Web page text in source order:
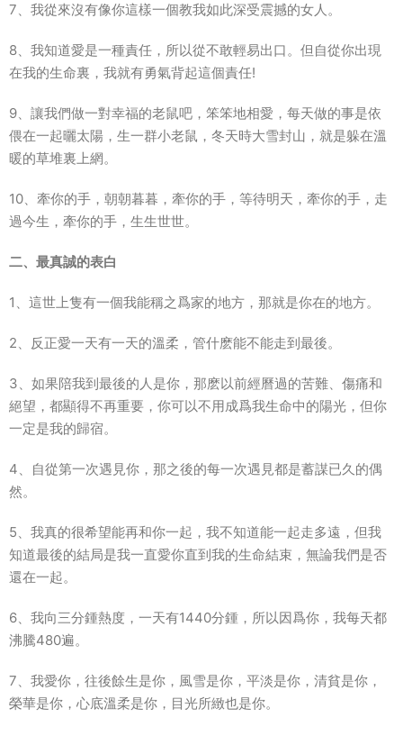
7、我從來沒有像你這樣一個教我如此深受震撼的女人。
8、我知道愛是一種責任，所以從不敢輕易出口。但自從你出現
在我的生命裏，我就有勇氣背起這個責任!
9、讓我們做一對幸福的老鼠吧，笨笨地相愛，每天做的事是依
偎在一起曬太陽，生一群小老鼠，冬天時大雪封山，就是躲在溫
暖的草堆裏上網。
10、牽你的手，朝朝暮暮，牽你的手，等待明天，牽你的手，走
過今生，牽你的手，生生世世。
二、最真誠的表白
1、這世上隻有一個我能稱之爲家的地方，那就是你在的地方。
2、反正愛一天有一天的溫柔，管什麽能不能走到最後。
3、如果陪我到最後的人是你，那麽以前經曆過的苦難、傷痛和
絕望，都顯得不再重要，你可以不用成爲我生命中的陽光，但你
一定是我的歸宿。
4、自從第一次遇見你，那之後的每一次遇見都是蓄謀已久的偶
然。
5、我真的很希望能再和你一起，我不知道能一起走多遠，但我
知道最後的結局是我一直愛你直到我的生命結束，無論我們是否
還在一起。
6、我向三分鍾熱度，一天有1440分鍾，所以因爲你，我每天都
沸騰480遍。
7、我愛你，往後餘生是你，風雪是你，平淡是你，清貧是你，
榮華是你，心底溫柔是你，目光所緻也是你。